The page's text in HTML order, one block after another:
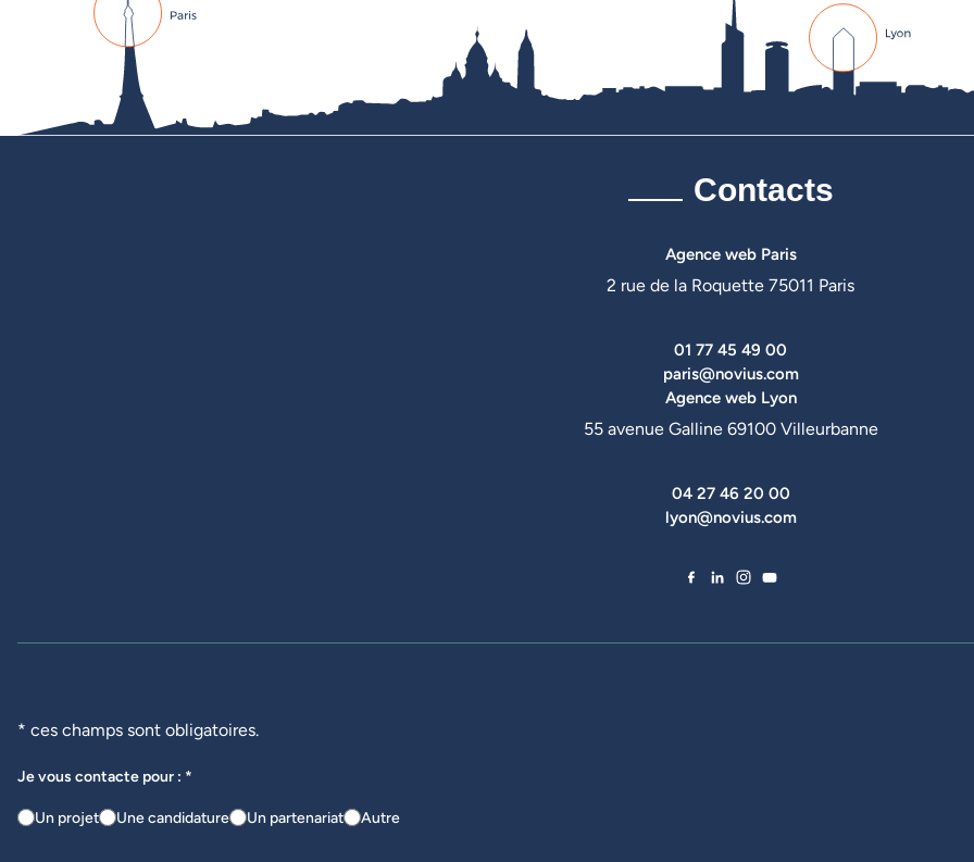
Contacts
Agence web Paris
2 rue de la Roquette 75011 Paris
01 77 45 49 00
paris@novius.com
Agence web Lyon
55 avenue Galline 69100 Villeurbanne
04 27 46 20 00
lyon@novius.com
* ces champs sont obligatoires.
Je vous contacte pour : *
Un projet Une candidature Un partenariat Autre